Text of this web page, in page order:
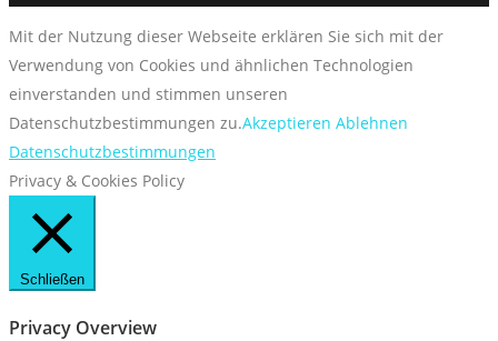
Mit der Nutzung dieser Webseite erklären Sie sich mit der
Verwendung von Cookies und ähnlichen Technologien
einverstanden und stimmen unseren
Datenschutzbestimmungen zu.Akzeptieren Ablehnen
Datenschutzbestimmungen
Privacy & Cookies Policy
Schließen
Privacy Overview